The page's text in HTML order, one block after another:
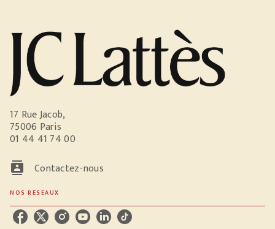
17 Rue Jacob,
75006 Paris
01 44 41 74 00
contacts Contactez-nous
NOS RÉSEAUX